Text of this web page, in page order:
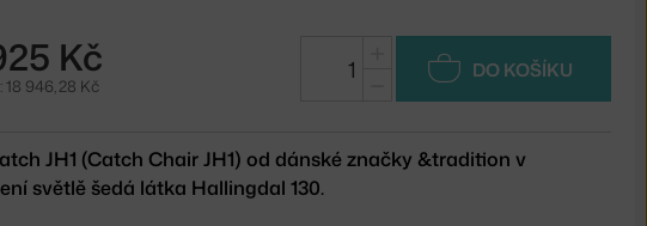
Kč
18 946,28 Kč
DO KOŠÍKU
JH1 (Catch Chair JH1) od dánské značky &tradition v
světlě šedá látka Hallingdal 130.